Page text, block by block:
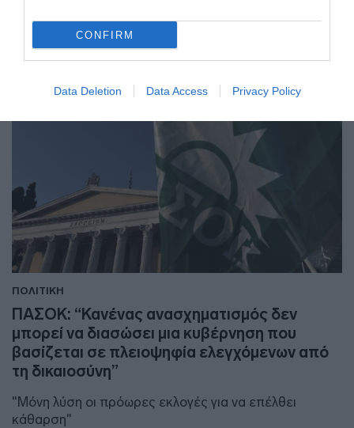
CONFIRM
Data Deletion Data Access Privacy Policy
03.04.2026 - 13:04
ΠΟΛΙΤΙΚΗ
ΠΑΣΟΚ: “Κανένας ανασχηματισμός δεν
μπορεί να διασώσει μια κυβέρνηση που
βασίζεται σε πλειοψηφία ελεγχόμενων από
τη δικαιοσύνη”
"Μόνη λύση οι πρόωρες εκλογές για να επέλθει
κάθαρση"